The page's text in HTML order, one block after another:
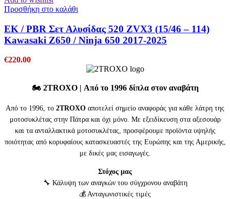
Προσθήκη στο καλάθι
EK / PBR Σετ Αλυσίδας 520 ZVX3 (15/46 – 114)
Kawasaki Z650 / Ninja 650 2017-2025
€220.00
🏍️ 2TROXO| Από το 1996 δίπλα στον αναβάτη
Από το 1996, το 2TROXO αποτελεί σημείο αναφοράς για κάθε λάτρη της
μοτοσυκλέτας στην Πάτρα και όχι μόνο. Με εξειδίκευση στα αξεσουάρ
και τα ανταλλακτικά μοτοσυκλέτας, προσφέρουμε προϊόντα υψηλής
ποιότητας από κορυφαίους κατασκευαστές της Ευρώπης και της Αμερικής,
με δικές μας εισαγωγές.
Στόχος μας
🔧 Κάλυψη των αναγκών του σύγχρονου αναβάτη
💰 Ανταγωνιστικές τιμές